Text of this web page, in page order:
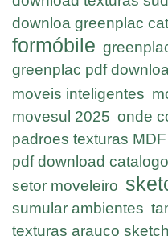
downloa greenplac
formóbile
greenplac pdf
moveis inteligentes
movesul 2025 onde
padroes texturas MDF
pdf download
setor moveleiro
sumular ambientes
texturas arauco